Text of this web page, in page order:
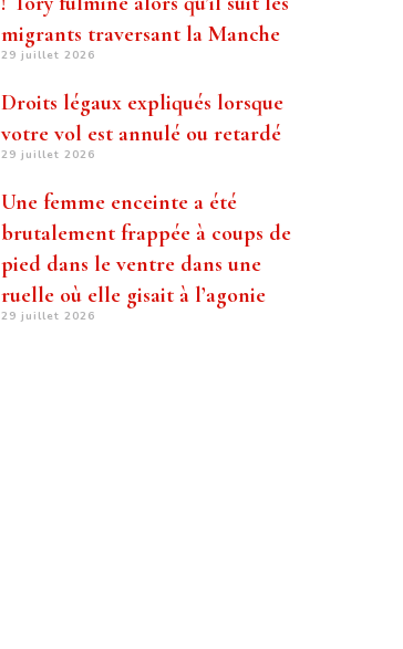
migrants traversant la Manche
29 juillet 2026
Droits légaux expliqués lorsque
votre vol est annulé ou retardé
29 juillet 2026
Une femme enceinte a été
brutalement frappée à coups de
pied dans le ventre dans une
ruelle où elle gisait à l’agonie
29 juillet 2026